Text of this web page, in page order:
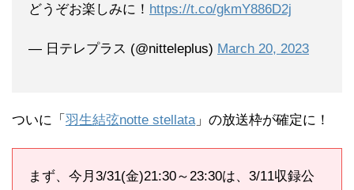
どうぞお楽しみに！ https://t.co/gkmY886D2j
— 日テレプラス (@nitteleplus) March 20, 2023
ついに「 羽生結弦notte stellata 」の放送枠が確定に！
まず、今月3/31(金)21:30～23:30は、3/11収録公